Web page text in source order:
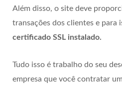
Além disso, o site deve
transações dos clientes e para
certificado SSL instalado.
Tudo isso é trabalho do seu
empresa que você contratar